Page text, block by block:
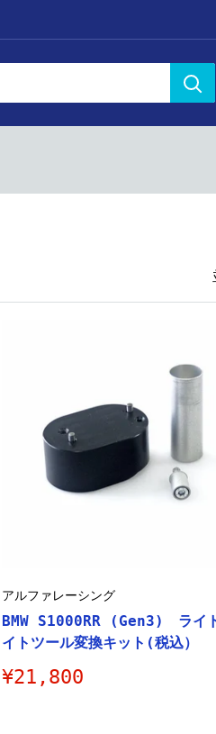
アルファレーシング
BMW S1000RR (Gen3) ライ
イトツール変換キット(税込）
販
¥21,800